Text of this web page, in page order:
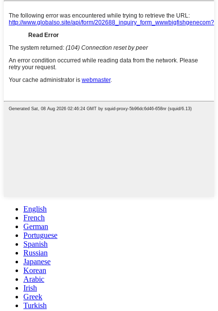
English
French
German
Portuguese
Spanish
Russian
Japanese
Korean
Arabic
Irish
Greek
Turkish